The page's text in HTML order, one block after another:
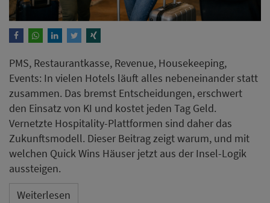
PMS, Restaurantkasse, Revenue, Housekeeping,
Events: In vielen Hotels läuft alles nebeneinander statt
zusammen. Das bremst Entscheidungen, erschwert
den Einsatz von KI und kostet jeden Tag Geld.
Vernetzte Hospitality-Plattformen sind daher das
Zukunftsmodell. Dieser Beitrag zeigt warum, und mit
welchen Quick Wins Häuser jetzt aus der Insel-Logik
aussteigen.
Weiterlesen